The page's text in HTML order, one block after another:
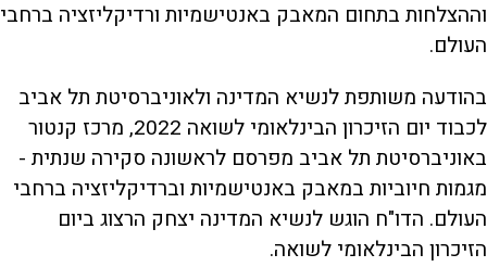
וההצלחות בתחום המאבק באנטישמיות ורדיקליזציה ברחבי
העולם.
בהודעה משותפת לנשיא המדינה ולאוניברסיטת תל אביב
לכבוד יום הזיכרון הבינלאומי לשואה 2022, מרכז קנטור
באוניברסיטת תל אביב מפרסם לראשונה סקירה שנתית -
מגמות חיוביות במאבק באנטישמיות וברדיקליזציה ברחבי
העולם. הדו"ח הוגש לנשיא המדינה יצחק הרצוג ביום
הזיכרון הבינלאומי לשואה.